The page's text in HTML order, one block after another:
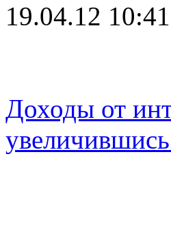
19.04.12 10:41
Доходы от